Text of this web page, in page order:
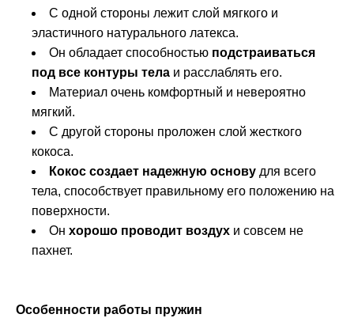
С одной стороны лежит слой мягкого и
эластичного натурального латекса.
Он обладает способностью подстраиваться
под все контуры тела и расслаблять его.
Материал очень комфортный и невероятно
мягкий.
С другой стороны проложен слой жесткого
кокоса.
Кокос создает надежную основу для всего
тела, способствует правильному его положению на
поверхности.
Он хорошо проводит воздух и совсем не
пахнет.
Особенности работы пружин